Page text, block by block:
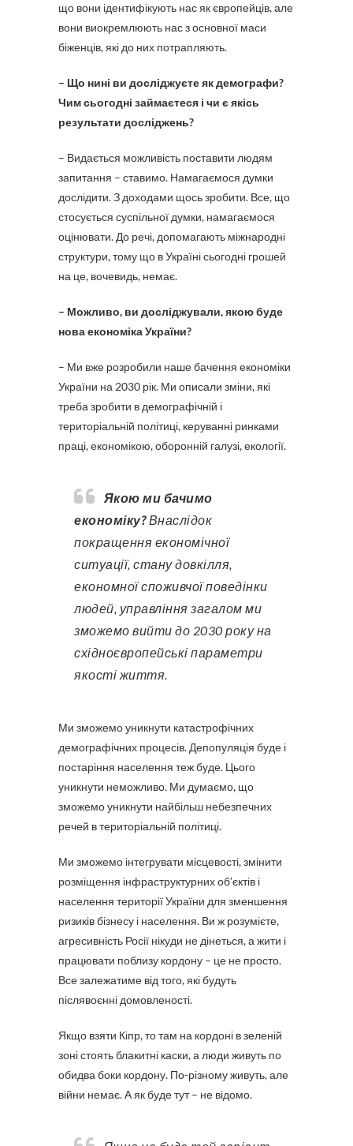
що вони ідентифікують нас як європейців, але
вони виокремлюють нас з основної маси
біженців, які до них потрапляють.
– Що нині ви досліджуєте як демографи?
Чим сьогодні займаєтеся і чи є якісь
результати досліджень?
– Видається можливість поставити людям
запитання – ставимо. Намагаємося думки
дослідити. З доходами щось зробити. Все, що
стосується суспільної думки, намагаємося
оцінювати. До речі, допомагають міжнародні
структури, тому що в Україні сьогодні грошей
на це, вочевидь, немає.
– Можливо, ви досліджували, якою буде
нова економіка України?
– Ми вже розробили наше бачення економіки
України на 2030 рік. Ми описали зміни, які
треба зробити в демографічній і
територіальній політиці, керуванні ринками
праці, економікою, оборонній галузі, екології.
Якою ми бачимо
економіку?Внаслідок
покращення економічної
ситуації, стану довкілля,
економної споживчої поведінки
людей, управління загалом ми
зможемо вийти до 2030 року на
східноєвропейські параметри
якості життя.
Ми зможемо уникнути катастрофічних
демографічних процесів. Депопуляція буде і
постаріння населення теж буде. Цього
уникнути неможливо. Ми думаємо, що
зможемо уникнути найбільш небезпечних
речей в територіальній політиці.
Ми зможемо інтегрувати місцевості, змінити
розміщення інфраструктурних об’єктів і
населення території України для зменшення
ризиків бізнесу і населення. Ви ж розумієте,
агресивність Росії нікуди не дінеться, а жити і
працювати поблизу кордону – це не просто.
Все залежатиме від того, які будуть
післявоєнні домовленості.
Якщо взяти Кіпр, то там на кордоні в зеленій
зоні стоять блакитні каски, а люди живуть по
обидва боки кордону. По-різному живуть, але
війни немає. А як буде тут – не відомо.